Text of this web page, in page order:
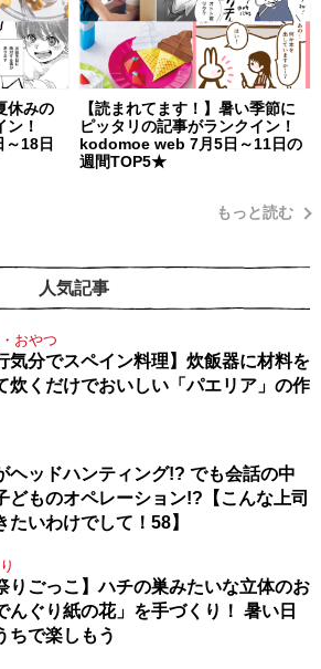
休みの
ン！
18日
【読まれてます！】暑い季節に
ピッタリの記事がランクイン！
kodomoe web 7月5日～11日の
週間TOP5★
もっと読む
人気記事
おやつ
気分でスペイン料理】炊飯器に材料を
炊くだけでおいしい「パエリア」の作
ヘッドハンティング!? でも会話の中
どものオペレーション!?【こんな上司
たいわけでして！58】
りごっこ】ハチの巣みたいな立体のお
んぐり紙の花」を手づくり！ 暑い日
ちで楽しもう